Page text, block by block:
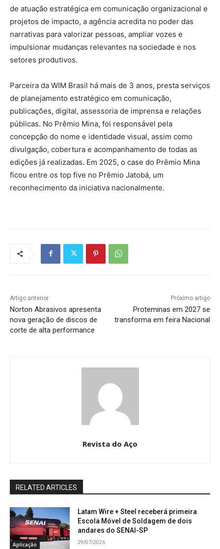
de atuação estratégica em comunicação organizacional e
projetos de impacto, a agência acredita no poder das
narrativas para valorizar pessoas, ampliar vozes e
impulsionar mudanças relevantes na sociedade e nos
setores produtivos.
Parceira da WIM Brasil há mais de 3 anos, presta serviços
de planejamento estratégico em comunicação,
publicações, digital, assessoria de imprensa e relações
públicas. No Prêmio Mina, foi responsável pela
concepção do nome e identidade visual, assim como
divulgação, cobertura e acompanhamento de todas as
edições já realizadas. Em 2025, o case do Prêmio Mina
ficou entre os top five no Prêmio Jatobá, um
reconhecimento da iniciativa nacionalmente.
Artigo anterior
Norton Abrasivos apresenta
nova geração de discos de
corte de alta performance
Próximo artigo
Proteminas em 2027 se
transforma em feira Nacional
Revista do Aço
RELATED ARTICLES
Aplicação
Latam Wire + Steel receberá primeira
Escola Móvel de Soldagem de dois
andares do SENAI-SP
29/07/2026